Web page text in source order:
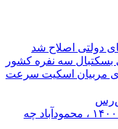
دولتی اصلاح شد
سه نفره کشور
مربیان اسکیت سرعت
فردا پنجشنبه سی ام اردیبهشت ماه ۱۴۰۰ ، محمودآباد چه